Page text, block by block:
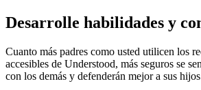
Desarrolle habilidades y
Cuanto más padres como usted utilicen los
accesibles de Understood, más seguros se
con los demás y defenderán mejor a sus